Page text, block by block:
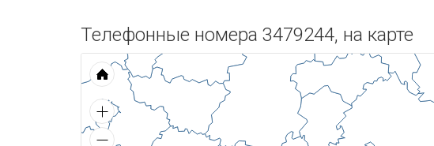
Телефонные номера 3479244, на карте